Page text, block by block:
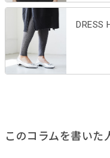
DRESS
このコラムを書いた